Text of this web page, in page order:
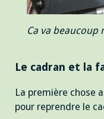
Ca va beaucoup
Le cadran et la
La première chose
pour reprendre le